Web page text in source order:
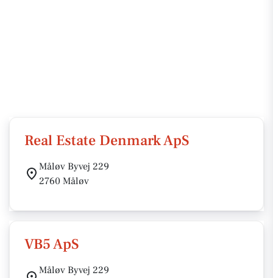
Real Estate Denmark ApS
Måløv Byvej 229
2760 Måløv
VB5 ApS
Måløv Byvej 229